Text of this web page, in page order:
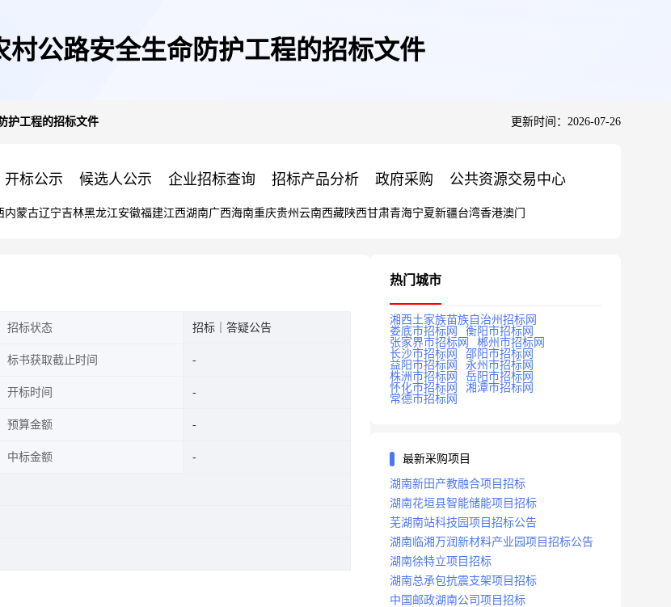
村公路安全生命防护工程的招标文件
护工程的招标文件 更新时间：2026-07-26
开标公示 候选人公示 企业招标查询 招标产品分析 政府采购 公共资源交易中心
内蒙古辽宁吉林黑龙江安徽福建江西湖南广西海南重庆贵州 云南西藏陕西甘肃青海宁夏新疆台湾香港澳门
招标状态 招标｜答疑公告
标书获取截止时间
开标时间
预算金额
中标金额
热门城市
湘西土家族苗族自治州招标网
娄底市招标网
衡阳市招标网
张家界市招标网
郴州市招标网
长沙市招标网
邵阳市招标网
益阳市招标网
永州市招标网
株洲市招标网
岳阳市招标网
怀化市招标网
湘潭市招标网
常德市招标网
最新采购项目
湖南新田产教融合项目招标
湖南花垣县智能储能项目招标
芜湖南站科技园项目招标公告
湖南临湘万润新材料产业园项目招标公告
湖南徐特立项目招标
湖南总承包抗震支架项目招标
中国邮政湖南公司项目招标